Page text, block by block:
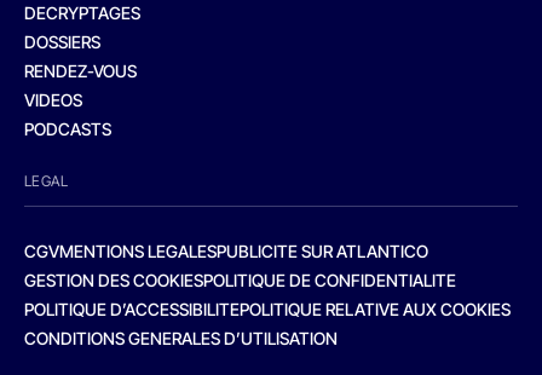
DECRYPTAGES
DOSSIERS
RENDEZ-VOUS
VIDEOS
PODCASTS
LEGAL
CGVMENTIONS LEGALESPUBLICITE SUR ATLANTICO
GESTION DES COOKIESPOLITIQUE DE CONFIDENTIALITE
POLITIQUE D’ACCESSIBILITEPOLITIQUE RELATIVE AUX COOKIES
CONDITIONS GENERALES D’UTILISATION